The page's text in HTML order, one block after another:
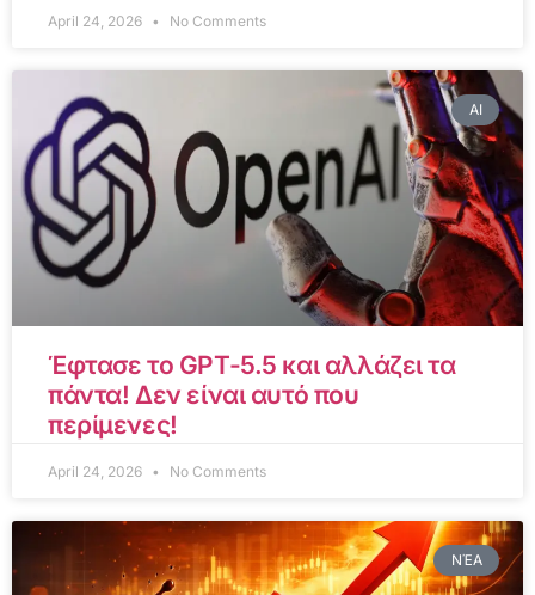
April 24, 2026 No Comments
AI
Έφτασε το GPT-5.5 και αλλάζει τα
πάντα! Δεν είναι αυτό που
περίμενες!
April 24, 2026 No Comments
ΝΈΑ